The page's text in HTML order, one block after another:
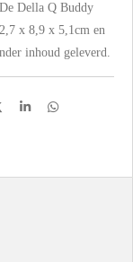
Della Q Buddy
x 8,9 x 5,1cm en
inhoud geleverd.
S
D